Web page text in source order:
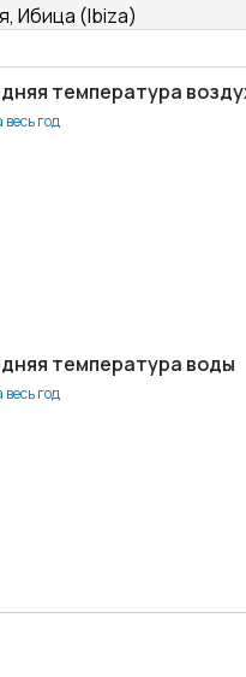
Ибица (Ibiza)
температура
год
температура воды
год